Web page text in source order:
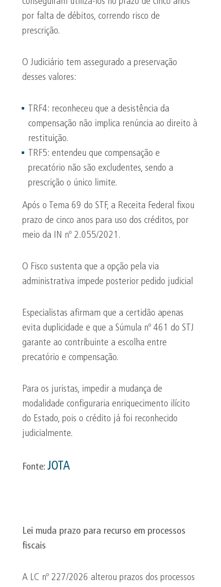
por falta de débitos, correndo risco de
prescrição.
O Judiciário tem assegurado a preservação
desses valores:
TRF4: reconheceu que a desistência da
compensação não implica renúncia ao direito à
restituição.
TRF5: entendeu que compensação e
precatório não são excludentes, sendo a
prescrição o único limite.
Após o Tema 69 do STF, a Receita Federal fixou
prazo de cinco anos para uso dos créditos, por
meio da IN nº 2.055/2021.
O Fisco sustenta que a opção pela via
administrativa impede posterior pedido judicial
Especialistas afirmam que a certidão apenas
evita duplicidade e que a Súmula nº 461 do STJ
garante ao contribuinte a escolha entre
precatório e compensação.
Para os juristas, impedir a mudança de
modalidade configuraria enriquecimento ilícito
do Estado, pois o crédito já foi reconhecido
judicialmente.
Fonte: JOTA
Lei muda prazo para recurso em processos
fiscais
A LC nº 227/2026 alterou prazos dos processos